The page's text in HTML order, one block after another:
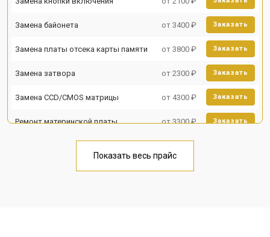
Замена байонета от 3400 ₽ Заказать
Замена платы отсека карты памяти от 3800 ₽ Заказать
Замена затвора от 2300 ₽ Заказать
Замена CCD/CMOS матрицы от 4300 ₽ Заказать
Ремонт материнской платы от 3300 ₽ Заказать
Показать весь прайс